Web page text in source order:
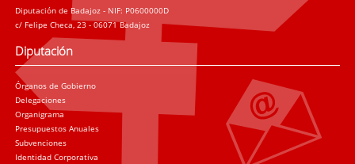
Diputación de Badajoz - NIF: P0600000D
c/ Felipe Checa, 23 - 06071 Badajoz
Diputación
Órganos de Gobierno
Delegaciones
Organigrama
Presupuestos Anuales
Subvenciones
Identidad Corporativa